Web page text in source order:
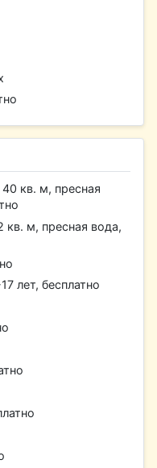
кв. м, пресная
кв. м, пресная вода,
лет, бесплатно